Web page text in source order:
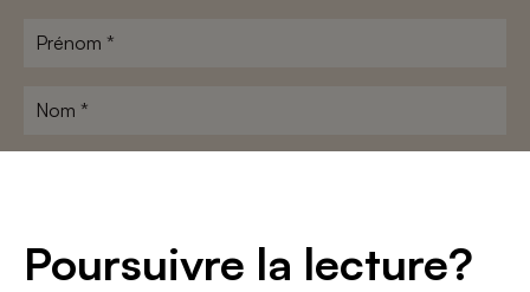
Poursuivre la lecture?
Prénom
Nom
J'accepte les termes et conditions etla politique de confidentialité